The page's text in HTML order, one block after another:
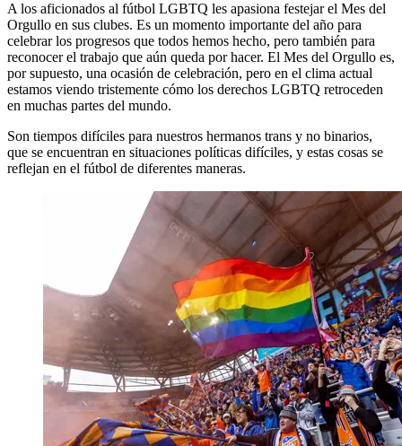
A los aficionados al fútbol LGBTQ les apasiona festejar el Mes del
Orgullo en sus clubes. Es un momento importante del año para
celebrar los progresos que todos hemos hecho, pero también para
reconocer el trabajo que aún queda por hacer. El Mes del Orgullo es,
por supuesto, una ocasión de celebración, pero en el clima actual
estamos viendo tristemente cómo los derechos LGBTQ retroceden
en muchas partes del mundo.
Son tiempos difíciles para nuestros hermanos trans y no binarios,
que se encuentran en situaciones políticas difíciles, y estas cosas se
reflejan en el fútbol de diferentes maneras.